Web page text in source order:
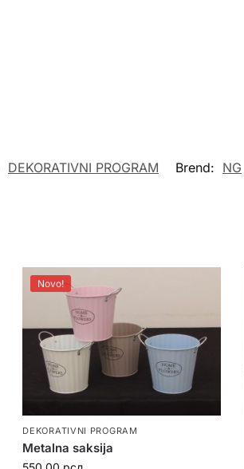
DEKORATIVNI PROGRAM Brend: NG
Novo!
DEKORATIVNI PROGRAM
Metalna saksija